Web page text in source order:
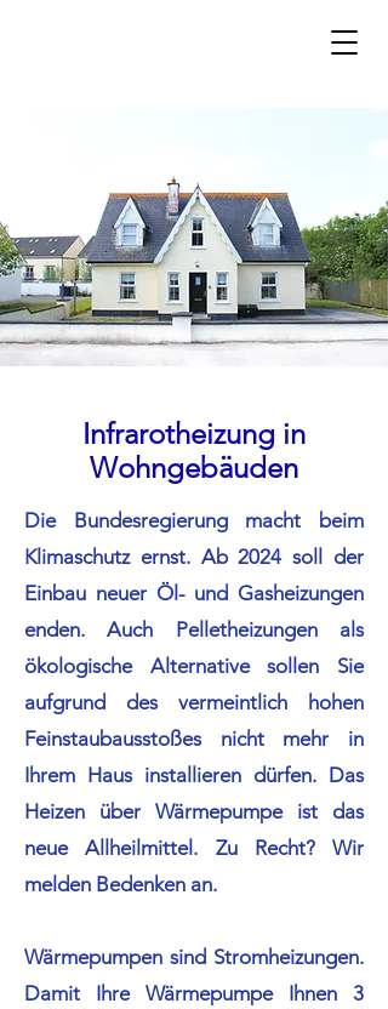
Infrarotheizung in
Wohngebäuden
Die Bundesregierung macht beim
Klimaschutz ernst. Ab 2024 soll der
Einbau neuer Öl- und Gasheizungen
enden. Auch Pelletheizungen als
ökologische Alternative sollen Sie
aufgrund des vermeintlich hohen
Feinstaubausstoßes nicht mehr in
Ihrem Haus installieren dürfen. Das
Heizen über Wärmepumpe ist das
neue Allheilmittel. Zu Recht? Wir
melden Bedenken an.
Wärmepumpen sind Stromheizungen.
Damit Ihre Wärmepumpe Ihnen 3